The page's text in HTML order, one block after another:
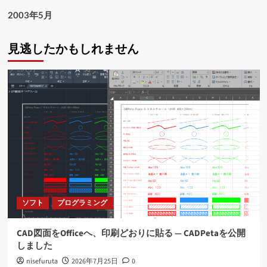
2003年5月
見逃したかもしれません
ソフト プログラミング
CAD図面をOfficeへ、印刷どおりに貼る ― CADPetaを公開
しました
nisefuruta 2026年7月25日 0